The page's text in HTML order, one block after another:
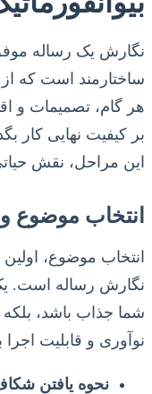
نگارش یک رساله موفق
ساختارمند است که
هر گام، تصمیمات و
بر کیفیت نهایی کار
این مراحل، نقش
انتخاب
انتخاب موضوع،
نگارش رساله است.
شما جذاب باشد،
نوآوری و قابلیت اجرا
نحوه یافتن